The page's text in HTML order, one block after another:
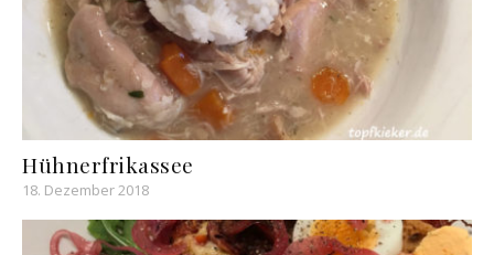
Hühnerfrikassee
18. Dezember 2018